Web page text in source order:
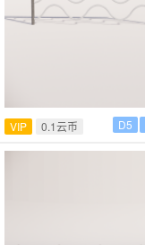
VIP 0.1云币 D5